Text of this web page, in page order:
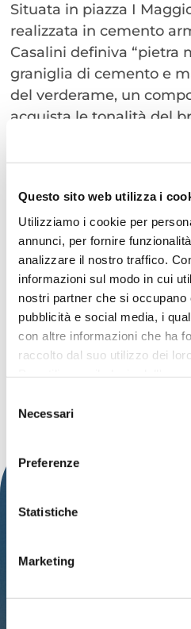
Questo sito web utilizza i
Utilizziamo i cookie per
annunci, per fornire
analizzare il nostro traffico.
informazioni sul modo in cui
nostri partner che si occupano
pubblicità e social media, i
con altre informazioni che ha
raccolto dal suo utilizzo dei
Per ulteriori informazioni è
delNecessari
Preferenze
Statistiche
Marketing
Situata in piazza I
realizzata in cemento
Casalini definiva “pietra
graniglia di cemento e
del verderame, un
acquista le tonalità del
di tre giovani donne, tre
abbigliate all’egiziana,
catino, circondate da
lo scultore prese a
LEGGI ALTRE
IAT – UFFICIO
DEL COMUNE